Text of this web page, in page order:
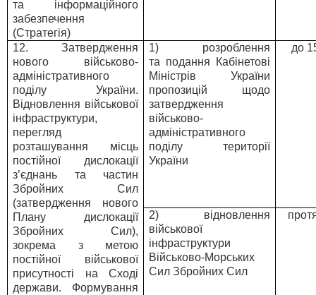
та інформаційного
забезпечення
(Стратегія)
12. Затвердження
нового військово-
адміністративного
поділу України.
Відновлення військової
інфраструктури,
перегляд
розташування місць
постійної дислокації
з’єднань та частин
Збройних Сил
(затвердження нового
Плану дислокації
Збройних Сил),
зокрема з метою
постійної військової
присутності на Сході
держави. Формування
1) розроблення
та подання Кабінетові
Міністрів України
пропозицій щодо
затвердження
військово-
адміністративного
поділу території
України
до
2) відновлення
військової
інфраструктури
Військово-Морських
Сил Збройних Сил